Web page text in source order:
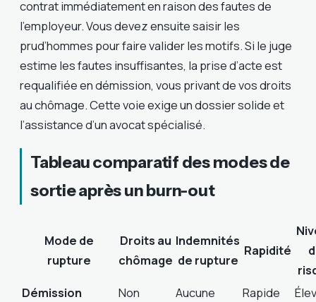
contrat immédiatement en raison des fautes de
l’employeur. Vous devez ensuite saisir les
prud’hommes pour faire valider les motifs. Si le juge
estime les fautes insuffisantes, la prise d’acte est
requalifiée en démission, vous privant de vos droits
au chômage. Cette voie exige un dossier solide et
l’assistance d’un avocat spécialisé.
Tableau comparatif des modes de
sortie après un burn-out
Mode de
rupture
Droits au
chômage
Indemnités
de rupture
Rapidité
Démission
Non Aucune Rapide